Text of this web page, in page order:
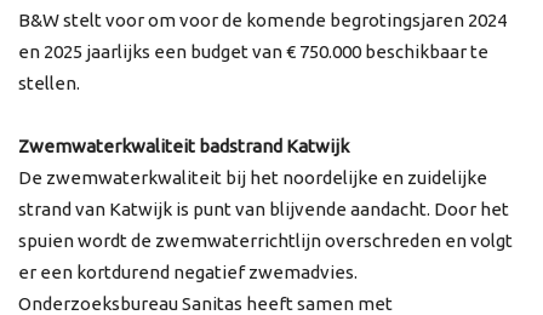
B&W stelt voor om voor de komende begrotingsjaren 2024
en 2025 jaarlijks een budget van € 750.000 beschikbaar te
stellen.
Zwemwaterkwaliteit badstrand Katwijk
De zwemwaterkwaliteit bij het noordelijke en zuidelijke
strand van Katwijk is punt van blijvende aandacht. Door het
spuien wordt de zwemwaterrichtlijn overschreden en volgt
er een kortdurend negatief zwemadvies.
Onderzoeksbureau Sanitas heeft samen met